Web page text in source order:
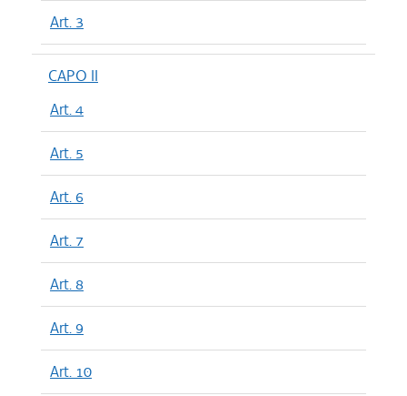
Art. 3
CAPO II
Art. 4
Art. 5
Art. 6
Art. 7
Art. 8
Art. 9
Art. 10